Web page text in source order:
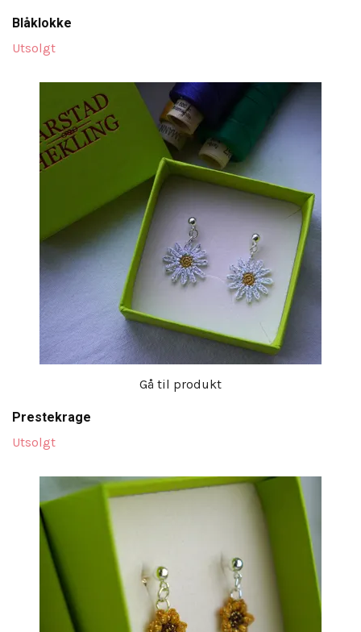
Blåklokke
Utsolgt
Gå til produkt
Prestekrage
Utsolgt